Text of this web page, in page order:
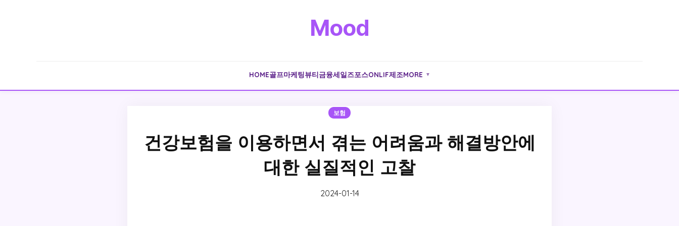
Mood
HOME골프마케팅뷰티금융세일즈포스ONLIF제조MORE ▼
보험
건강보험을 이용하면서 겪는 어려움과 해결방안에
대한 실질적인 고찰
2024-01-14